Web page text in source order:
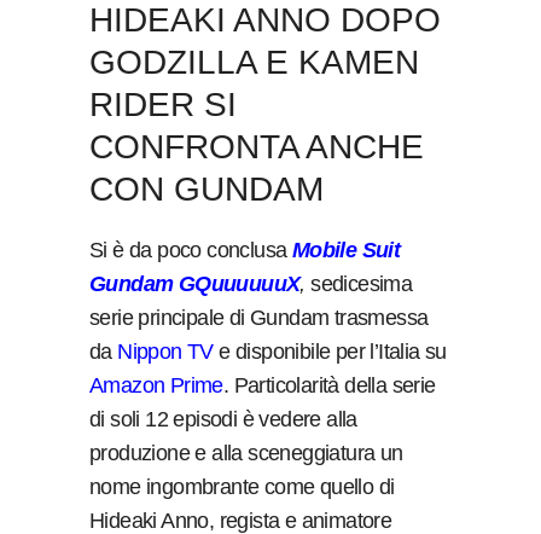
HIDEAKI ANNO DOPO
GODZILLA E KAMEN
RIDER SI
CONFRONTA ANCHE
CON GUNDAM
Si è da poco conclusa Mobile Suit
Gundam GQuuuuuuX, sedicesima
serie principale di Gundam trasmessa
da Nippon TVe disponibile per l’Italia su
Amazon Prime. Particolarità della serie
di soli 12 episodi è vedere alla
produzione e alla sceneggiatura un
nome ingombrante come quello di
Hideaki Anno, regista e animatore